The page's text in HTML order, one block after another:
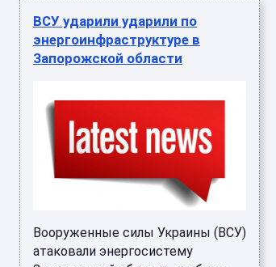
ВСУ ударили ударили по
энергоинфраструктуре в
Запорожской области
Вооруженные силы Украины (ВСУ)
атаковали энергосистему